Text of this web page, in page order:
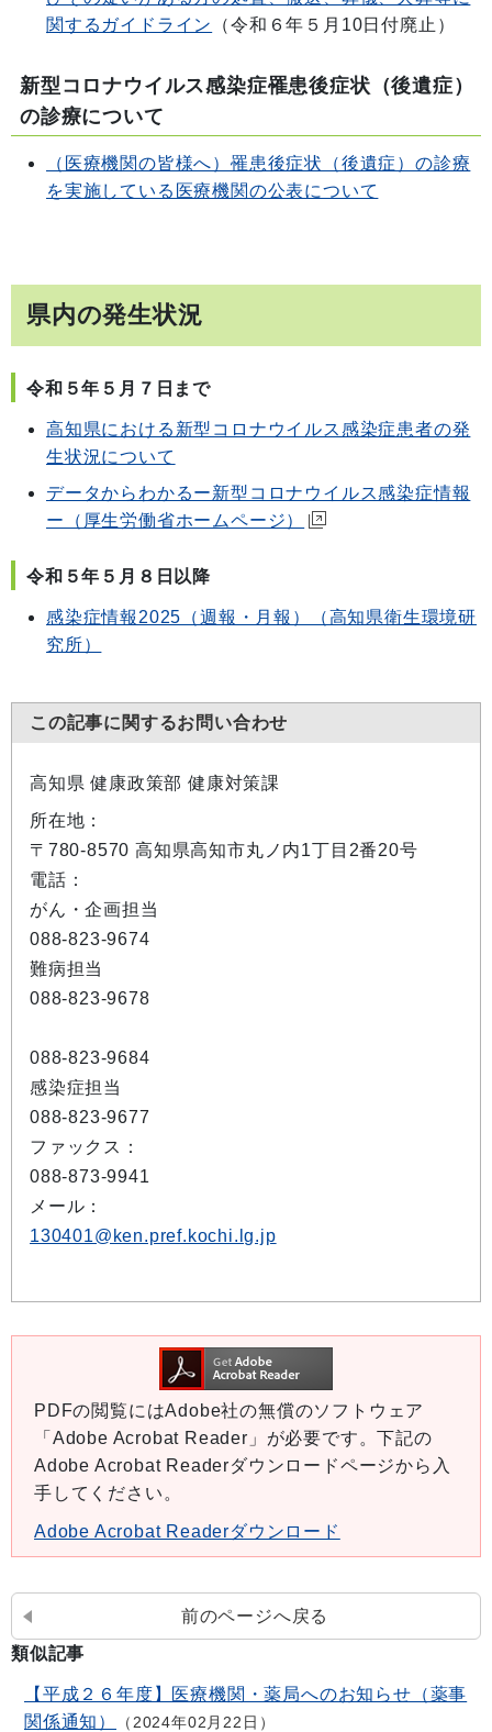
関するガイドライン
（令和６年５月10日付廃止）
新型コロナウイルス感染症罹患後症状（後遺症）
の診療について
（医療機関の皆様へ）罹患後症状（後遺症）の診療
を実施している医療機関の公表について
県内の発生状況
令和５年５月７日まで
高知県における新型コロナウイルス感染症患者の発
生状況について
データからわかるー新型コロナウイルス感染症情報
ー（厚生労働省ホームページ）
令和５年５月８日以降
感染症情報2025（週報・月報）（高知県衛生環境研
究所）
この記事に関するお問い合わせ
高知県 健康政策部 健康対策課
所在地：
〒780-8570 高知県高知市丸ノ内1丁目2番20号
電話：
がん・企画担当
088-823-9674
難病担当
088-823-9678
088-823-9684
感染症担当
088-823-9677
ファックス：
088-873-9941
メール：
130401@ken.pref.kochi.lg.jp
PDFの閲覧にはAdobe社の無償のソフトウェア
「Adobe Acrobat Reader」が必要です。下記の
Adobe Acrobat Readerダウンロードページから入
手してください。
Adobe Acrobat Readerダウンロード
前のページへ戻る
類似記事
【平成２６年度】医療機関・薬局へのお知らせ（薬事
関係通知）
2024年02月22日